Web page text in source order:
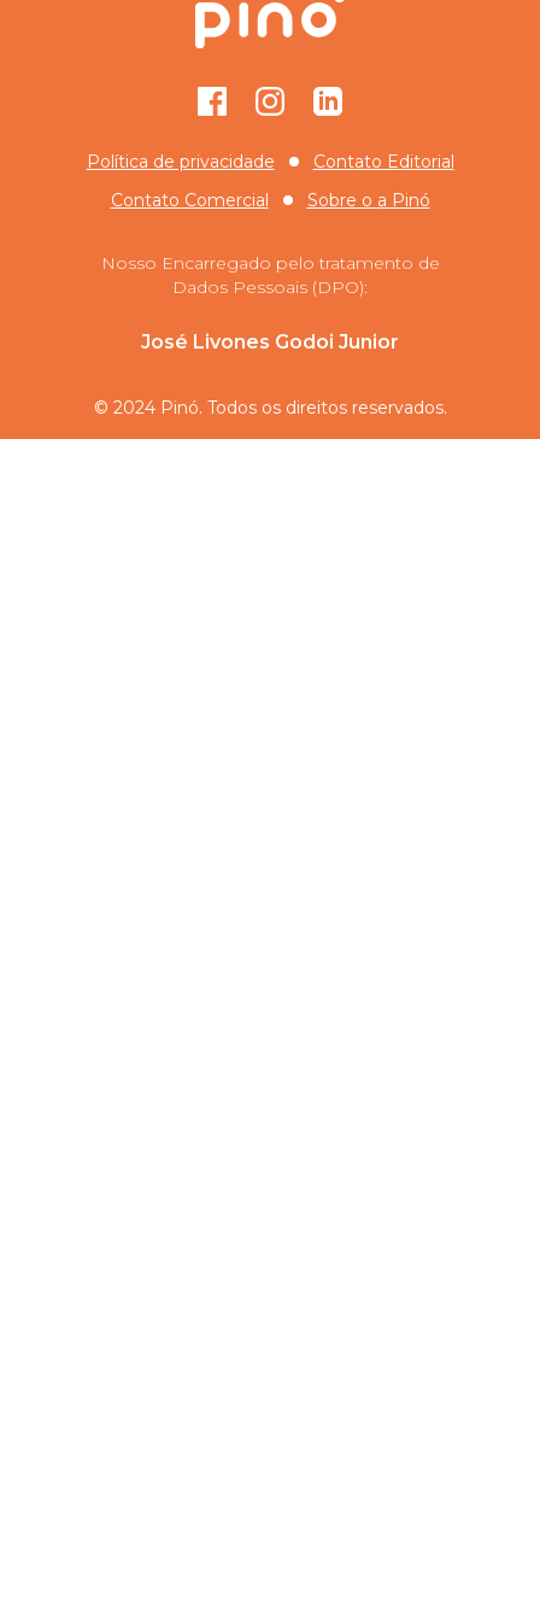
FacebookInstagramGitHub
Política de privacidade
Contato Editorial
Contato Comercial
Sobre o a Pinó
Nosso Encarregado pelo tratamento de
Dados Pessoais (DPO):
José Livones Godoi Junior
© 2024 Pinó. Todos os direitos reservados.